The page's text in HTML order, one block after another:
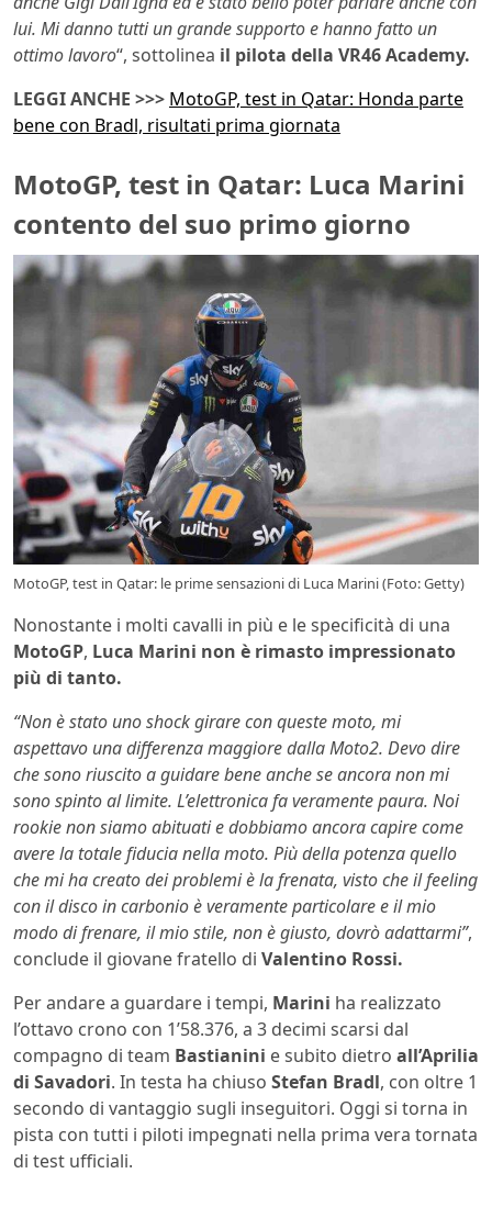
lui. Mi danno tutti un grande supporto e hanno fatto un
ottimo lavoro“, sottolinea il pilota della VR46 Academy.
LEGGI ANCHE >>> MotoGP, test in Qatar: Honda parte
bene con Bradl, risultati prima giornata
MotoGP, test in Qatar: Luca Marini
contento del suo primo giorno
MotoGP, test in Qatar: le prime sensazioni di Luca Marini (Foto: Getty)
Nonostante i molti cavalli in più e le specificità di una
MotoGP, Luca Marini non è rimasto impressionato
più di tanto.
“Non è stato uno shock girare con queste moto, mi
aspettavo una differenza maggiore dalla Moto2. Devo dire
che sono riuscito a guidare bene anche se ancora non mi
sono spinto al limite. L’elettronica fa veramente paura. Noi
rookie non siamo abituati e dobbiamo ancora capire come
avere la totale fiducia nella moto. Più della potenza quello
che mi ha creato dei problemi è la frenata, visto che il feeling
con il disco in carbonio è veramente particolare e il mio
modo di frenare, il mio stile, non è giusto, dovrò adattarmi”,
conclude il giovane fratello di Valentino Rossi.
Per andare a guardare i tempi, Marini ha realizzato
l’ottavo crono con 1’58.376, a 3 decimi scarsi dal
compagno di team Bastianini e subito dietro all’Aprilia
di Savadori. In testa ha chiuso Stefan Bradl, con oltre 1
secondo di vantaggio sugli inseguitori. Oggi si torna in
pista con tutti i piloti impegnati nella prima vera tornata
di test ufficiali.